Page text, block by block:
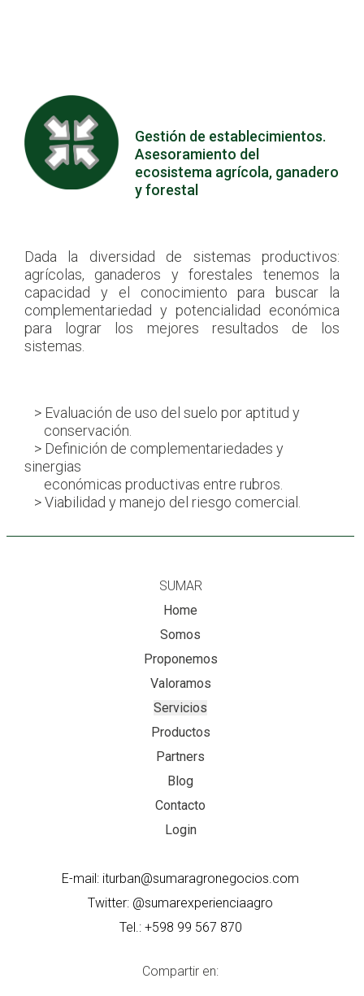
Gestión de establecimientos.
Asesoramiento del
ecosistema agrícola, ganadero
y forestal
Dada la diversidad de sistemas productivos:
agrícolas, ganaderos y forestales tenemos la
capacidad y el conocimiento para buscar la
complementariedad y potencialidad económica
para lograr los mejores resultados de los
sistemas.
> Evaluación de uso del suelo por aptitud y
conservación.
> Definición de complementariedades y
sinergias
económicas productivas entre rubros.
> Viabilidad y manejo del riesgo comercial.
SUMAR
Home
Somos
Proponemos
Valoramos
Servicios
Productos
Partners
Blog
Contacto
Login
E-mail: iturban@sumaragronegocios.com
Twitter: @sumarexperienciaagro
Tel.: +598 99 567 870
Compartir en: